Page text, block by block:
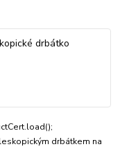
drbátkem na